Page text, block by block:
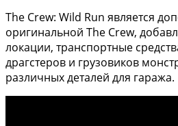
The Crew: Wild Run является
оригинальной The Crew,
локации, транспортные
драгстеров и грузовиков
различных деталей для гаража.